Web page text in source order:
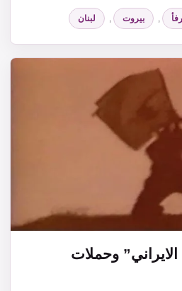
, بيروت , لبنان
وحملات